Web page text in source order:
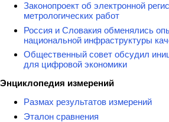
Законопроект об электронной
метрологических работ
Россия и Словакия обменялись
национальной инфраструктуры
Общественный совет обсудил
для цифровой экономики
Энциклопедия измерений
Размах результатов измерений
Эталон сравнения